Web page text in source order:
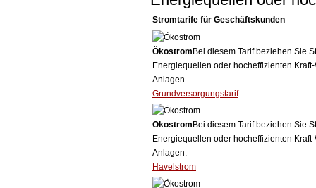
Stromtarife für Geschäftskunden
Ökostrom Bei diesem Tarif beziehen Sie
Energiequellen oder hocheffizienten
Anlagen.
Grundversorgungstarif
Ökostrom Bei diesem Tarif beziehen Sie
Energiequellen oder hocheffizienten
Anlagen.
Havelstrom